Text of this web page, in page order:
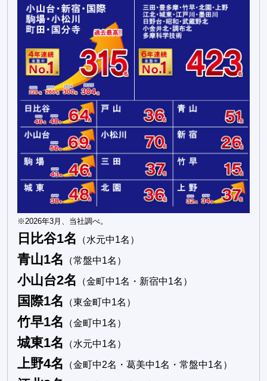
※2026年3月、当社調べ。
日比谷1名 （水元中1名）
青山1名 （常盤中1名）
小山台2名 （金町中1名・新宿中1名）
国際1名 （東金町中1名）
竹早1名 （金町中1名）
城東1名 （水元中1名）
上野4名 （金町中2名・葛美中1名・常盤中1名）